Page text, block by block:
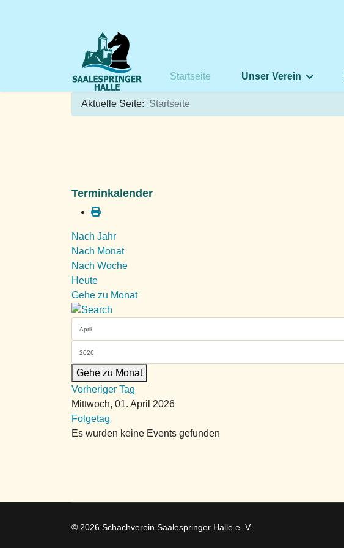
Startseite Unser Verein
Aktuelle Seite: Startseite
Terminkalender
Nach Jahr
Nach Monat
Nach Woche
Heute
Gehe zu Monat
Gehe zu Monat
Vorheriger Tag
Mittwoch, 01. April 2026
Folgetag
Es wurden keine Events gefunden
© 2026 Schachverein Saalespringer Halle e. V.